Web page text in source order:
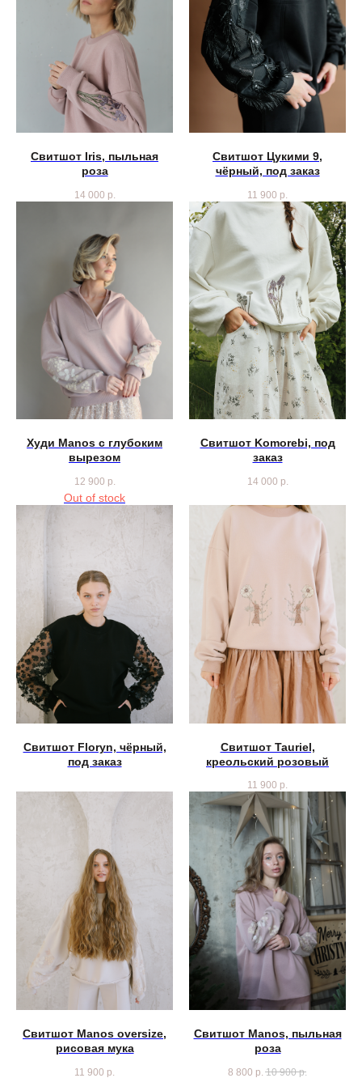
Свитшот Iris, пыльная
роза
14 000 р.
Свитшот Цукими 9,
чёрный, под заказ
11 900 р.
Худи Manos с глубоким
вырезом
12 900 р.
Out of stock
Свитшот Komorebi, под
заказ
14 000 р.
Свитшот Floryn, чёрный,
под заказ
Свитшот Tauriel,
креольский розовый
11 900 р.
Свитшот Manos oversize,
рисовая мука
11 900 р.
Свитшот Manos, пыльная
роза
8 800 р. 10 900 р.